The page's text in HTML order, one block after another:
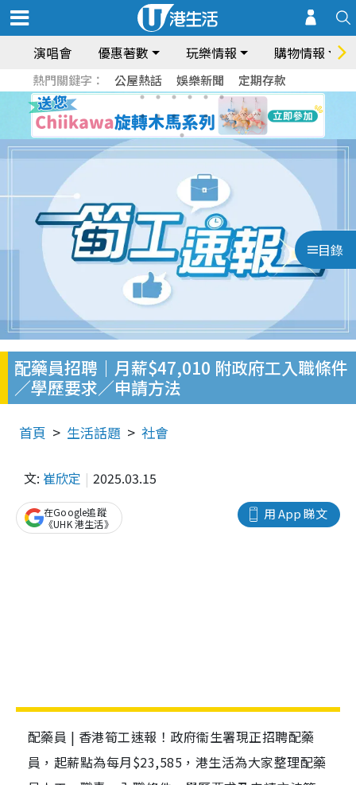
演唱會 優惠著數 玩樂情報 購物情報
熱門關鍵字： 公屋熱話 娛樂新聞 定期存款
目錄
配藥員招聘｜月薪$47,010 附政府工入職條件
／學歷要求／申請方法
首頁 生活話題 社會
文: 崔欣定 2025.03.15
用 App 睇文
在Google追蹤
《UHK 港生活》
配藥員 | 香港筍工速報！政府衞生署現正招聘配藥
員，起薪點為每月$23,585，港生活為大家整理配藥